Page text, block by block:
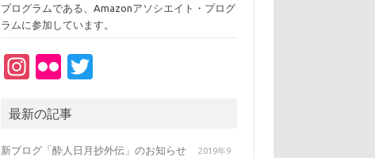
プログラムである、Amazonアソシエイト・プログ
ラムに参加しています。
In
a
gr
Fl
kr
te
最新の記事
新ブログ「酔人日月抄外伝」のお知らせ
2019年9